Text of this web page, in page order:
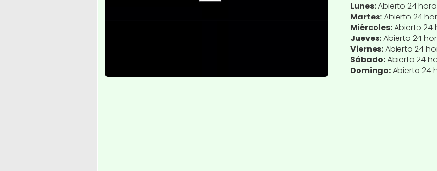
Lunes:Abierto 24
Martes:Abierto 24
Miércoles:Abierto 24
Jueves:Abierto 24
Viernes:Abierto 24
Sábado:Abierto 24
Domingo:Abierto 24